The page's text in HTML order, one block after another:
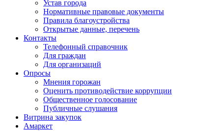
Устав города
Нормативные правовые документы
Правила благоустройства
Открытые данные, перечень
Контакты
Телефонный справочник
Для граждан
Для организаций
Опросы
Мнения горожан
Оценить противодействие коррупции
Общественное голосование
Публичные слушания
Витрина закупок
Амаркет